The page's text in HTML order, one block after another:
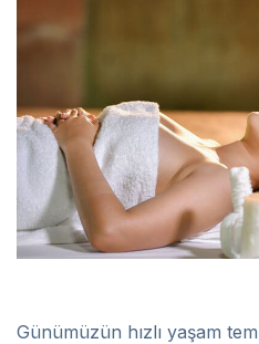
Günümüzün hızlı yaşam